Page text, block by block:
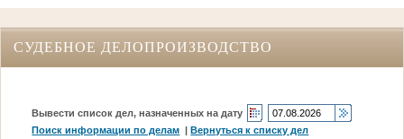
СУДЕБНОЕ ДЕЛОПРОИЗВОДСТВО
Вывести список дел, назначенных на дату
Поиск информации по делам |Вернуться к списку дел